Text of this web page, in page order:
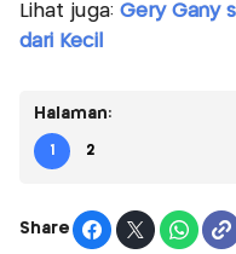
Lihat juga: Gery Gany
dari Kecil
Halaman:
1 2
Share